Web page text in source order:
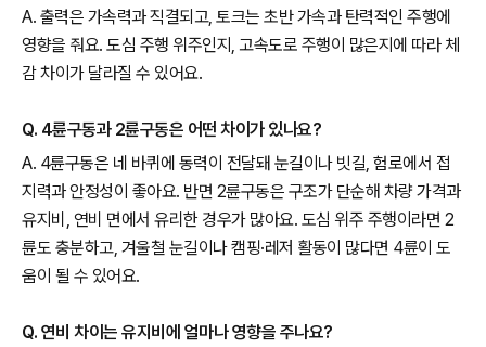
A. 출력은 가속력과 직결되고, 토크는 초반 가속과 탄력적인 주행에
영향을 줘요. 도심 주행 위주인지, 고속도로 주행이 많은지에 따라 체
감 차이가 달라질 수 있어요.
Q. 4륜구동과 2륜구동은 어떤 차이가 있나요?
A. 4륜구동은 네 바퀴에 동력이 전달돼 눈길이나 빗길, 험로에서 접
지력과 안정성이 좋아요. 반면 2륜구동은 구조가 단순해 차량 가격과
유지비, 연비 면에서 유리한 경우가 많아요. 도심 위주 주행이라면 2
륜도 충분하고, 겨울철 눈길이나 캠핑·레저 활동이 많다면 4륜이 도
움이 될 수 있어요.
Q. 연비 차이는 유지비에 얼마나 영향을 주나요?